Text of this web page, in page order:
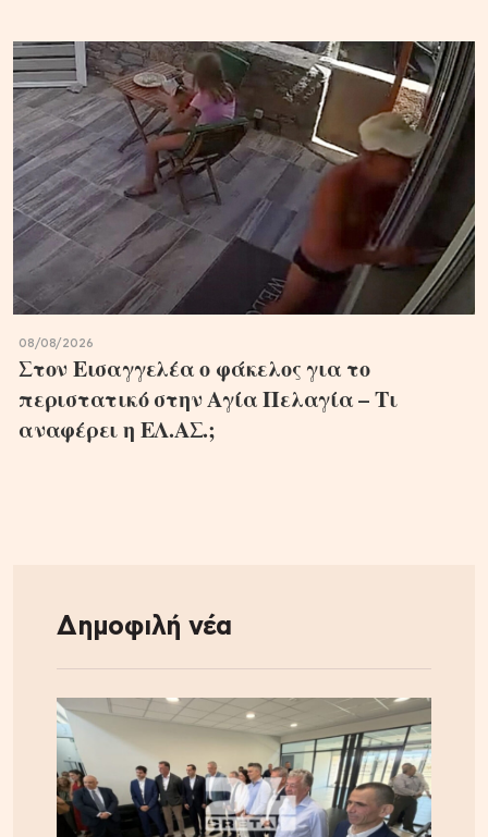
08/08/2026
Στον Εισαγγελέα ο φάκελος για το
περιστατικό στην Αγία Πελαγία – Τι
αναφέρει η ΕΛ.ΑΣ.;
Δημοφιλή νέα